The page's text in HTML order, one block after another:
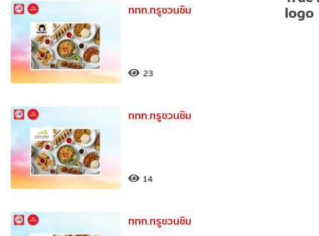
ททท.ทรูชวนชิม
23
ททท.ทรูชวนชิม
14
ททท.ทรูชวนชิม